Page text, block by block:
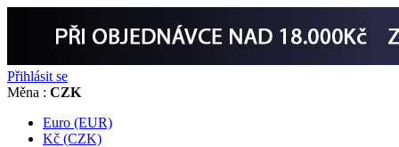
Přihlásit se
Měna : CZK
Euro (EUR)
Kč (CZK)